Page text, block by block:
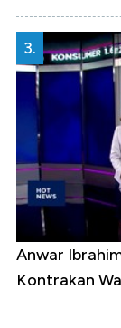
3.
Anwar
Kontrakan